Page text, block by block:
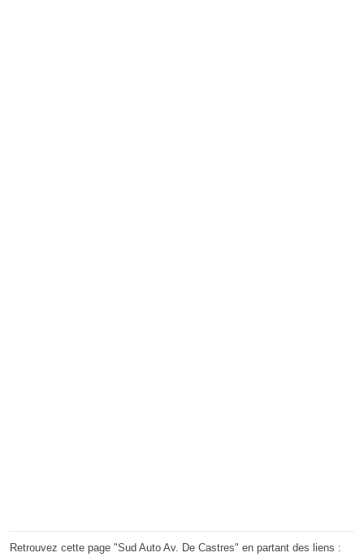
Retrouvez cette page "Sud Auto Av. De Castres" en partant des liens :